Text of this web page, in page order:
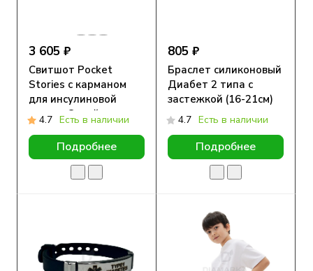
3 605 ₽
Свитшот Pocket
Stories с карманом
для инсулиновой
помпы, Синий
4.7 Есть в наличии
Подробнее
805 ₽
Браслет силиконовый
Диабет 2 типа с
застежкой (16-21см)
4.7 Есть в наличии
Подробнее